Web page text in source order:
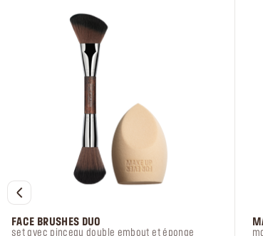
FACE BRUSHES DUO
set avec pinceau double embout et éponge